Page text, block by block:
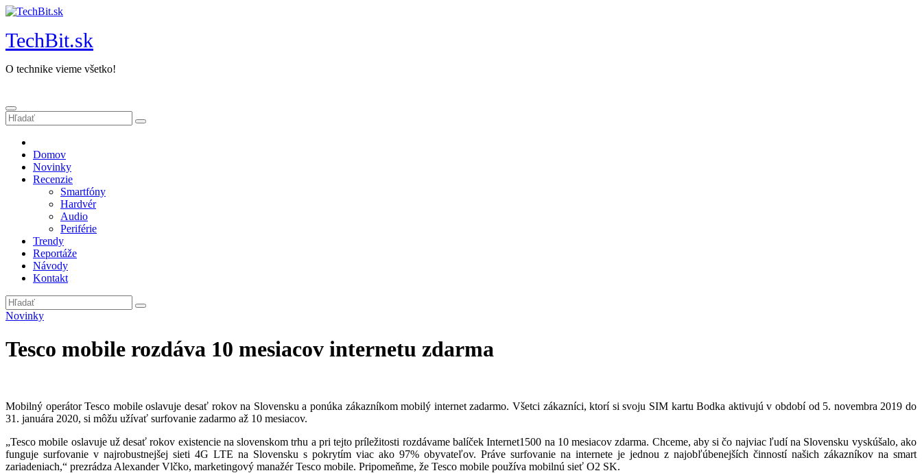
Prejsť
obsah
TechBit.sk
O technike vieme všetko!
Domov
Novinky
Recenzie
Smartfóny
Hardvér
Audio
Periférie
Trendy
Reportáže
Návody
Kontakt
Novinky
Tesco mobile rozdáva 10 mesiacov internetu zdarma
Mobilný operátor Tesco mobile oslavuje desať rokov na Slovensku a ponúka zákazníkom mobilý internet zadarmo. Všetci zákazníci, ktorí si svoju SIM kartu Bodka aktivujú v období od 5. novembra 2019 do
31. januára 2020, si môžu užívať surfovanie zadarmo až 10 mesiacov.
„Tesco mobile oslavuje už desať rokov existencie na slovenskom trhu a pri tejto príležitosti rozdávame balíček Internet1500 na 10 mesiacov zdarma. Chceme, aby si čo najviac ľudí na Slovensku vyskúšalo, ako
funguje surfovanie v najrobustnejšej sieti 4G LTE na Slovensku s pokrytím viac ako 97% obyvateľov. Práve surfovanie na internete je jednou z najobľúbenejších činností našich zákazníkov na smart
zariadeniach,“ prezrádza Alexander Vlčko, marketingový manažér Tesco mobile. Pripomeňme, že Tesco mobile používa mobilnú sieť O2 SK.